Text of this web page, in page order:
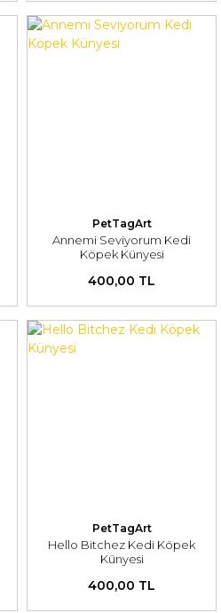
PetTagArt
Annemi Seviyorum Kedi
Köpek Künyesi
400,00 TL
PetTagArt
Hello Bitchez Kedi Köpek
Künyesi
400,00 TL